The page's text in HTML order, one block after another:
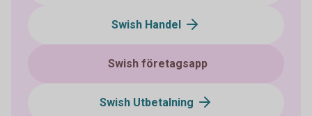
Swish Handel
Swish företagsapp
Swish Utbetalning